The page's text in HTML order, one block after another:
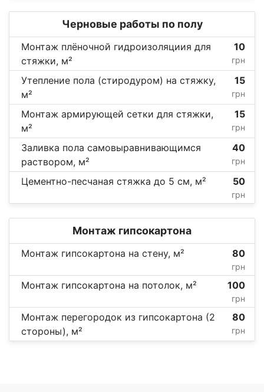
Черновые работы по полу
Монтаж плёночной гидроизоляциия для
стяжки, м²
10
грн
Утепление пола (стиродуром) на стяжку,
м²
15
грн
Монтаж армирующей сетки для стяжки,
м²
15
грн
Заливка пола самовыравнивающимся
раствором, м²
40
грн
Цементно-песчаная стяжка до 5 см, м² 50
грн
Монтаж гипсокартона
Монтаж гипсокартона на стену, м² 80
грн
Монтаж гипсокартона на потолок, м² 100
грн
Монтаж перегородок из гипсокартона (2
стороны), м²
80
грн